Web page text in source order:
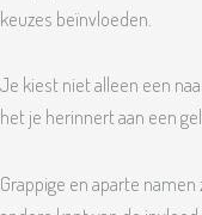
keuzes beïnvloeden.
Je kiest niet alleen een
het je herinnert aan een
Grappige en aparte namen